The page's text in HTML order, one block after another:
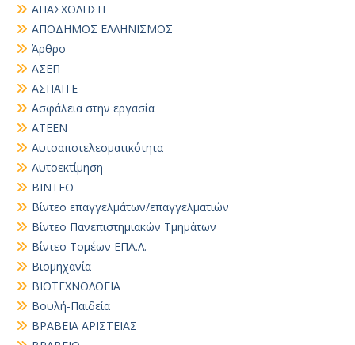
ΑΠΑΣΧΟΛΗΣΗ
ΑΠΟΔΗΜΟΣ ΕΛΛΗΝΙΣΜΟΣ
Άρθρο
ΑΣΕΠ
ΑΣΠΑΙΤΕ
Ασφάλεια στην εργασία
ΑΤΕΕΝ
Αυτοαποτελεσματικότητα
Αυτοεκτίμηση
ΒΙΝΤΕΟ
Βίντεο επαγγελμάτων/επαγγελματιών
Βίντεο Πανεπιστημιακών Τμημάτων
Βίντεο Τομέων ΕΠΑ.Λ.
Βιομηχανία
ΒΙΟΤΕΧΝΟΛΟΓΙΑ
Βουλή-Παιδεία
ΒΡΑΒΕΙΑ ΑΡΙΣΤΕΙΑΣ